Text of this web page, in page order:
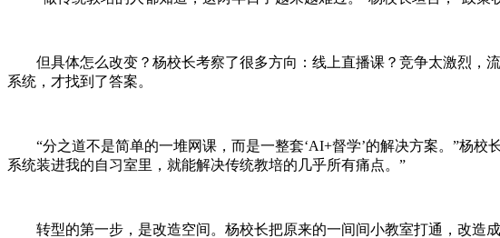
但具体怎么改变？杨校长考察了很多方向：线上直播课？竞争太激烈，
系统，才找到了答案。
“分之道不是简单的一堆网课，而是一整套‘AI+督学’的解决方案。”杨
系统装进我的自习室里，就能解决传统教培的几乎所有痛点。”
转型的第一步，是改造空间。杨校长把原来的一间间小教室打通，改造